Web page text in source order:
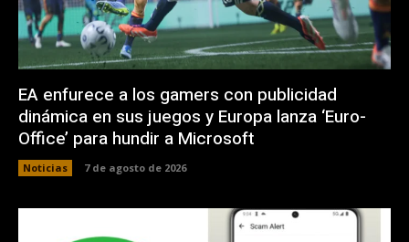
EA enfurece a los gamers con publicidad
dinámica en sus juegos y Europa lanza ‘Euro-
Office’ para hundir a Microsoft
Noticias 7 de agosto de 2026